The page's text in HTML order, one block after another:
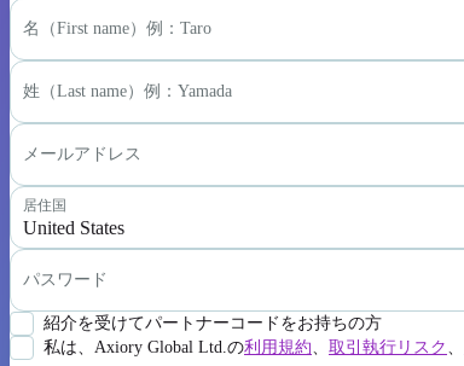
名（First name）例：Taro
姓（Last name）例：Yamada
メールアドレス
居住国
United States
パスワード
紹介を受けてパートナーコードをお持ちの方
私は、Axiory Global Ltd.の利用規約、 取引執行リスク 、